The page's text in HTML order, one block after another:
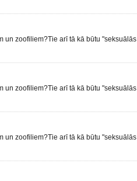
un zoofiliem?Tie arī tā kā būtu "seksuālās
un zoofiliem?Tie arī tā kā būtu "seksuālās
un zoofiliem?Tie arī tā kā būtu "seksuālās